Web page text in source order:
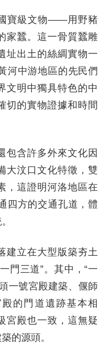
寶級文物——用野豬
家蠶。這一骨質蠶雕
址出土的絲綢實物一
河中游地區的先民們
文明中獨具特色的中
切的實物證據和時間
含許多外來文化因
大汶口文化特徵，雙
，這證明河洛地區在
四方的交通孔道，體
立在大型版築夯土
門三道”。其中，“一
一號宮殿建築、偃師
的門道遺跡基本相
宮殿也一致，這無疑
的源頭。